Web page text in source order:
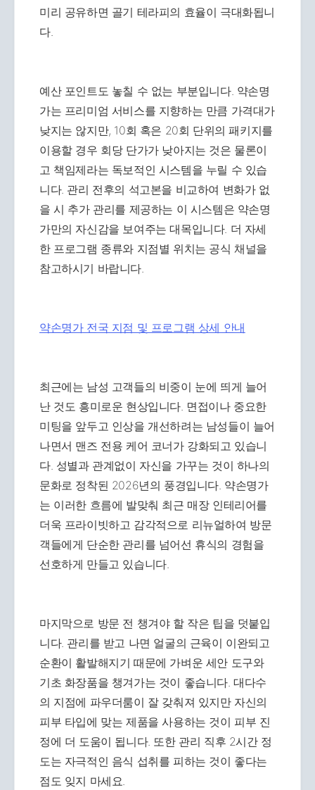
미리 공유하면 골기 테라피의 효율이 극대화됩니
다.
예산 포인트도 놓칠 수 없는 부분입니다. 약손명
가는 프리미엄 서비스를 지향하는 만큼 가격대가
낮지는 않지만, 10회 혹은 20회 단위의 패키지를
이용할 경우 회당 단가가 낮아지는 것은 물론이
고 책임제라는 독보적인 시스템을 누릴 수 있습
니다. 관리 전후의 석고본을 비교하여 변화가 없
을 시 추가 관리를 제공하는 이 시스템은 약손명
가만의 자신감을 보여주는 대목입니다. 더 자세
한 프로그램 종류와 지점별 위치는 공식 채널을
참고하시기 바랍니다.
약손명가 전국 지점 및 프로그램 상세 안내
최근에는 남성 고객들의 비중이 눈에 띄게 늘어
난 것도 흥미로운 현상입니다. 면접이나 중요한
미팅을 앞두고 인상을 개선하려는 남성들이 늘어
나면서 맨즈 전용 케어 코너가 강화되고 있습니
다. 성별과 관계없이 자신을 가꾸는 것이 하나의
문화로 정착된 2026년의 풍경입니다. 약손명가
는 이러한 흐름에 발맞춰 최근 매장 인테리어를
더욱 프라이빗하고 감각적으로 리뉴얼하여 방문
객들에게 단순한 관리를 넘어선 휴식의 경험을
선호하게 만들고 있습니다.
마지막으로 방문 전 챙겨야 할 작은 팁을 덧붙입
니다. 관리를 받고 나면 얼굴의 근육이 이완되고
순환이 활발해지기 때문에 가벼운 세안 도구와
기초 화장품을 챙겨가는 것이 좋습니다. 대다수
의 지점에 파우더룸이 잘 갖춰져 있지만 자신의
피부 타입에 맞는 제품을 사용하는 것이 피부 진
정에 더 도움이 됩니다. 또한 관리 직후 2시간 정
도는 자극적인 음식 섭취를 피하는 것이 좋다는
점도 잊지 마세요.